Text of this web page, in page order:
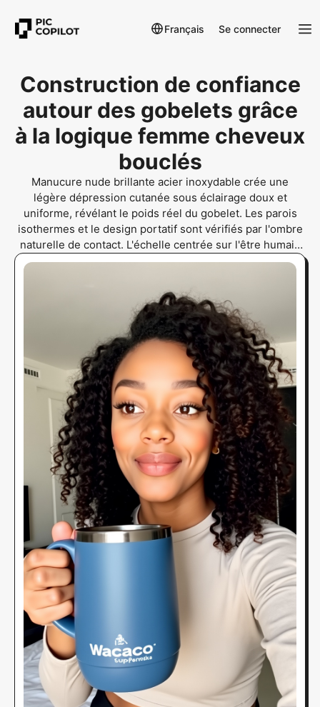
Français Se connecter
Construction de confiance
autour des gobelets grâce
à la logique femme cheveux
bouclés
Manucure nude brillante acier inoxydable crée une
légère dépression cutanée sous éclairage doux et
uniforme, révélant le poids réel du gobelet. Les parois
isothermes et le design portatif sont vérifiés par l'ombre
naturelle de contact. L'échelle centrée sur l'être humain
prouve l'authenticité.